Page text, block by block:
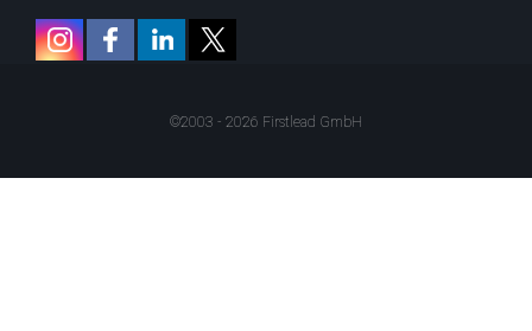
©2003 - 2026 Firstlead GmbH